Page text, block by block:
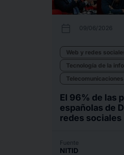
calendar_today 09/06/2026
Web y redes
Tecnología de la
Telecomunicaciones
El 96% de las
españolas de
redes sociales
Fuente
NITID